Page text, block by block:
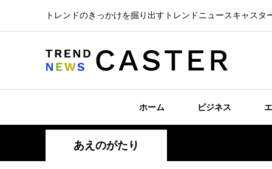
トレンドのきっかけを掘り出すトレンドニュースキャスタ
ホーム ビジネス
あえのがたり